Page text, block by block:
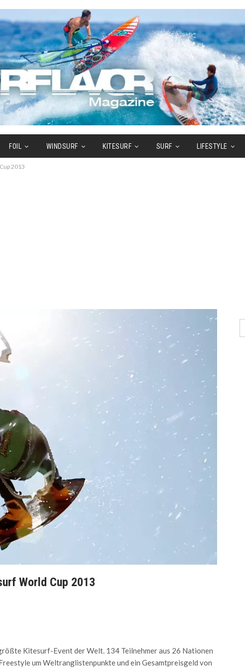
FOIL WINDSURF KITESURF SURF LIFESTYLE
2013
World Cup 2013
Kitesurf-Event der Welt. 134 Teilnehmer aus 26 Nationen
um Weltranglistenpunkte und ein Gesamtpreisgeld von